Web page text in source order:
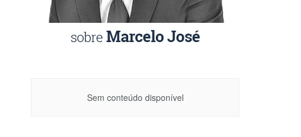
Sem conteúdo disponível